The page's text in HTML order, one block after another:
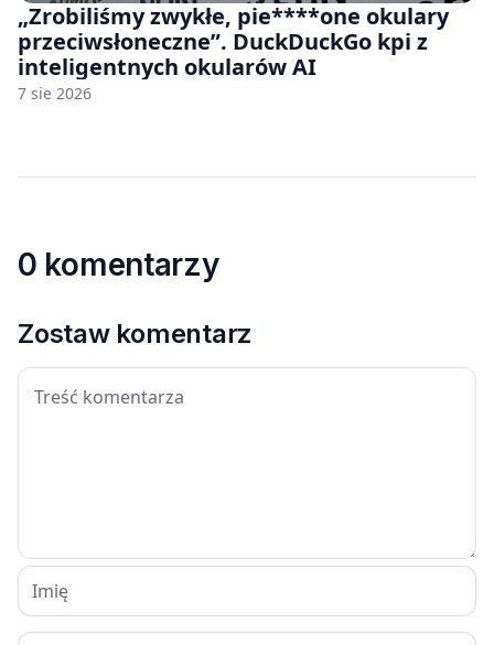
„Zrobiliśmy zwykłe, pie****one okulary
przeciwsłoneczne”. DuckDuckGo kpi z
inteligentnych okularów AI
7 sie 2026
0 komentarzy
Zostaw komentarz